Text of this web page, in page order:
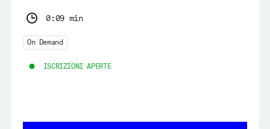
0:09 min
On Demand
ISCRIZIONI APERTE